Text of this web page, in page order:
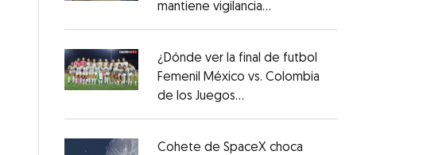
Opens in new windowmantiene vigilancia
Opens in new window
¿Dónde ver la final de futbol
Femenil México vs. Colombia
de los Juegos
Cohete de SpaceX choca